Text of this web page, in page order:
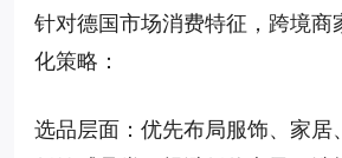
针对德国市场消费特征，跨境商
化策略：
选品层面：优先布局服饰、家居